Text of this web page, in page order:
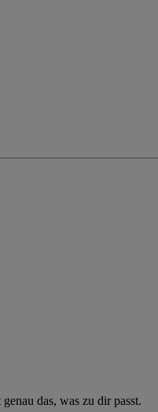
das, was zu dir passt.